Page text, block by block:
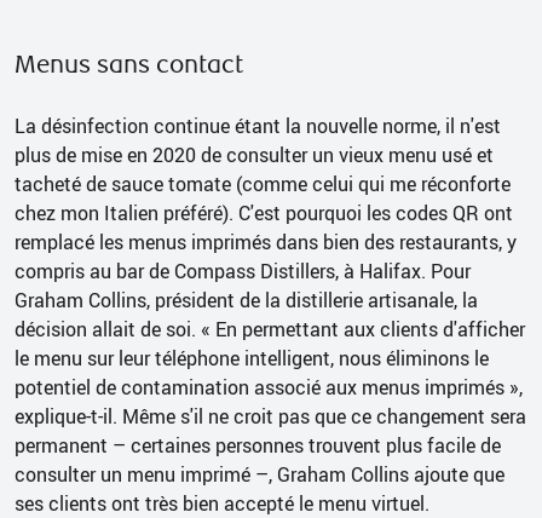
Menus sans contact
La désinfection continue étant la nouvelle norme, il n'est
plus de mise en 2020 de consulter un vieux menu usé et
tacheté de sauce tomate (comme celui qui me réconforte
chez mon Italien préféré). C'est pourquoi les codes QR ont
remplacé les menus imprimés dans bien des restaurants, y
compris au bar de Compass Distillers, à Halifax. Pour
Graham Collins, président de la distillerie artisanale, la
décision allait de soi. « En permettant aux clients d'afficher
le menu sur leur téléphone intelligent, nous éliminons le
potentiel de contamination associé aux menus imprimés »,
explique-t-il. Même s'il ne croit pas que ce changement sera
permanent – certaines personnes trouvent plus facile de
consulter un menu imprimé –, Graham Collins ajoute que
ses clients ont très bien accepté le menu virtuel.